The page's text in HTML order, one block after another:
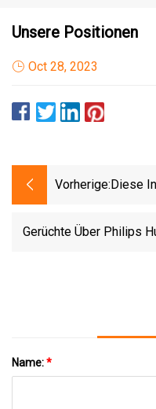
Unsere Positionen
Oct 28, 2023
Vorherige: Diese
Gerüchte Über Philips
Name:*